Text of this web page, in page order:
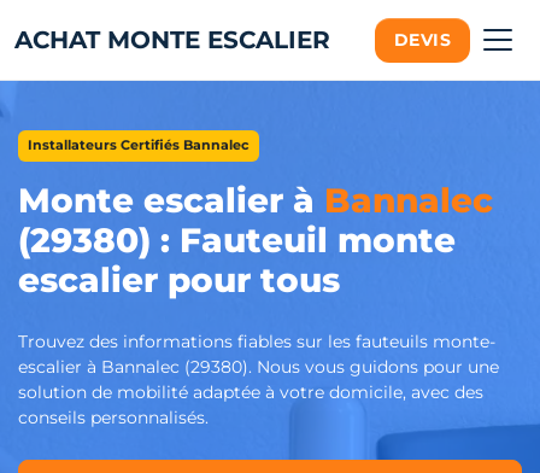
ACHAT MONTE ESCALIER DEVIS
Installateurs Certifiés Bannalec
Monte escalier à Bannalec
(29380) : Fauteuil monte
escalier pour tous
Trouvez des informations fiables sur les fauteuils monte-
escalier à Bannalec (29380). Nous vous guidons pour une
solution de mobilité adaptée à votre domicile, avec des
conseils personnalisés.